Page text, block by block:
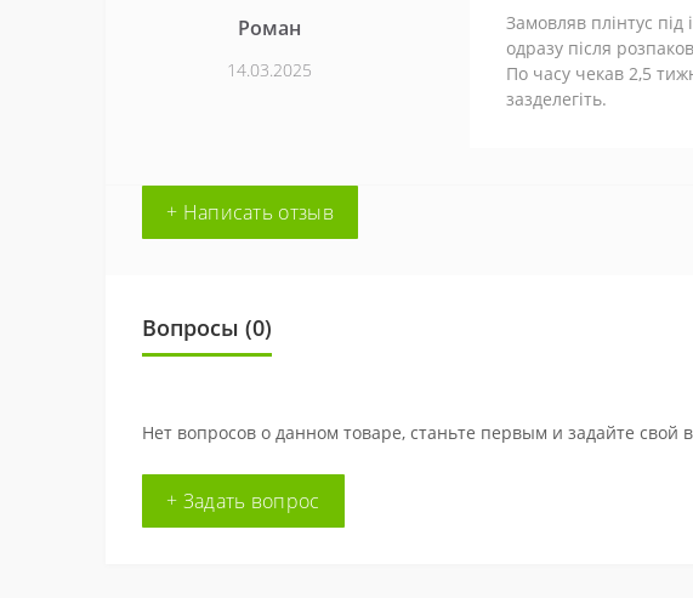
Роман
14.03.2025
Замовляв плінтус
одразу після
По часу чекав 2,5
зазделегіть.
+ Написать отзыв
Вопросы (0)
Нет вопросов о данном товаре, станьте первым и задайте свой
+ Задать вопрос